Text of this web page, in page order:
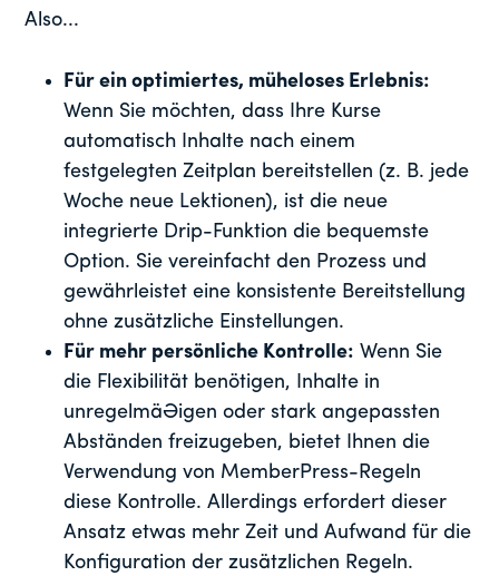
Also...
Für ein optimiertes, müheloses Erlebnis:
Wenn Sie möchten, dass Ihre Kurse
automatisch Inhalte nach einem
festgelegten Zeitplan bereitstellen (z. B. jede
Woche neue Lektionen), ist die neue
integrierte Drip-Funktion die bequemste
Option. Sie vereinfacht den Prozess und
gewährleistet eine konsistente Bereitstellung
ohne zusätzliche Einstellungen.
Für mehr persönliche Kontrolle: Wenn Sie
die Flexibilität benötigen, Inhalte in
unregelmäßigen oder stark angepassten
Abständen freizugeben, bietet Ihnen die
Verwendung von MemberPress-Regeln
diese Kontrolle. Allerdings erfordert dieser
Ansatz etwas mehr Zeit und Aufwand für die
Konfiguration der zusätzlichen Regeln.